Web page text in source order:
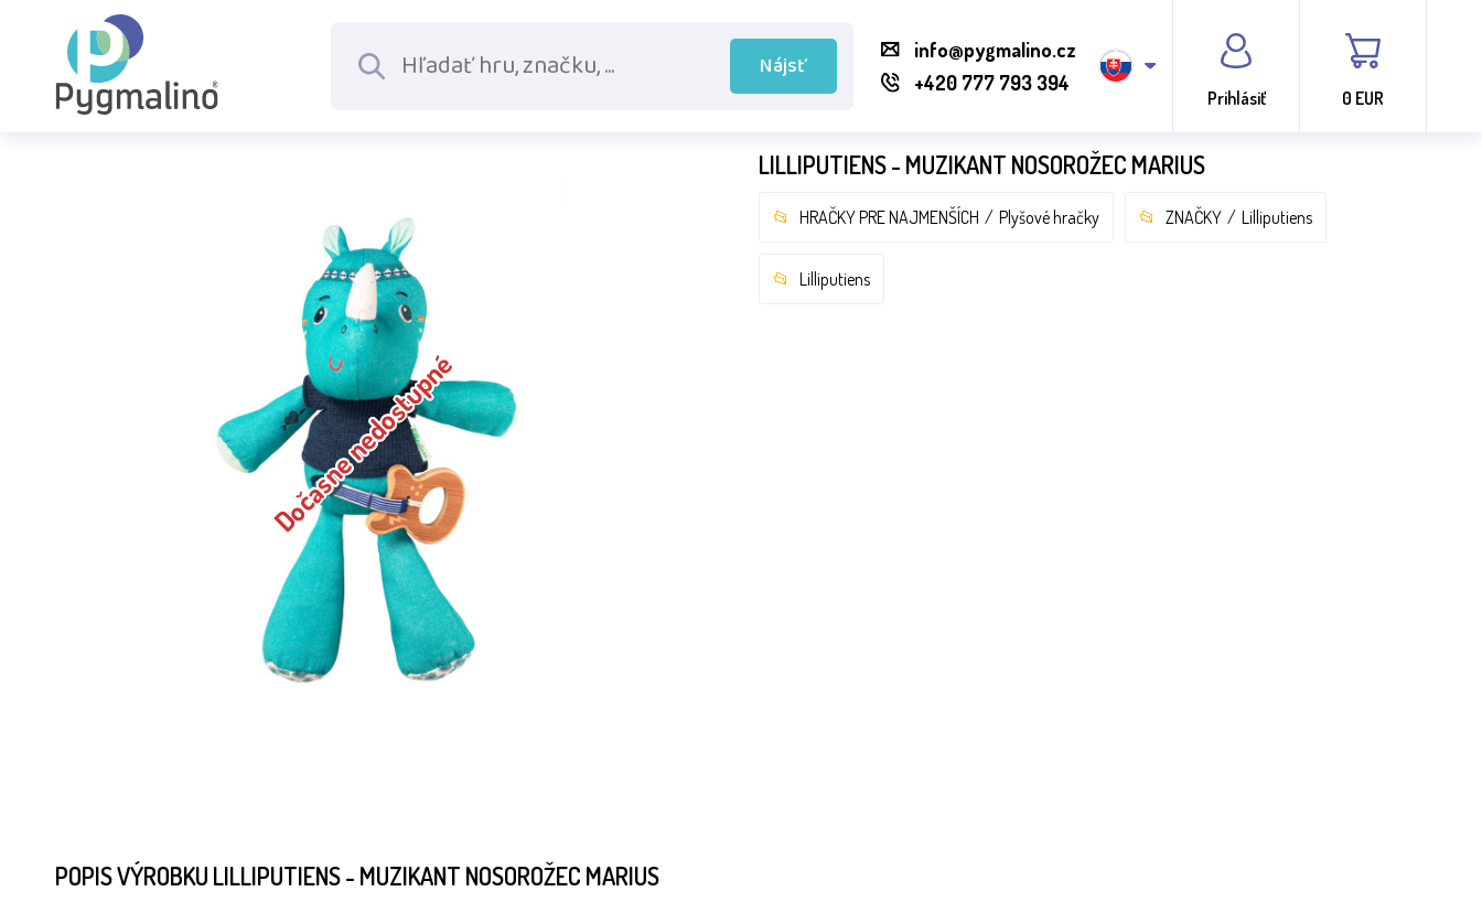
Nájsť
info@pygmalino.cz
+420 777 793 394
Prihlásiť 0 EUR
Dočasne nedostupné
LILLIPUTIENS - MUZIKANT NOSOROŽEC MARIUS
HRAČKY PRE NAJMENŠÍCH Plyšové hračky ZNAČKY Lilliputiens
Lilliputiens
POPIS VÝROBKU LILLIPUTIENS - MUZIKANT NOSOROŽEC MARIUS